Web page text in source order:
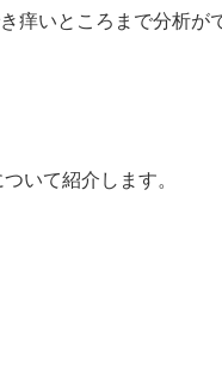
痒いところまで分析が
いて紹介します。